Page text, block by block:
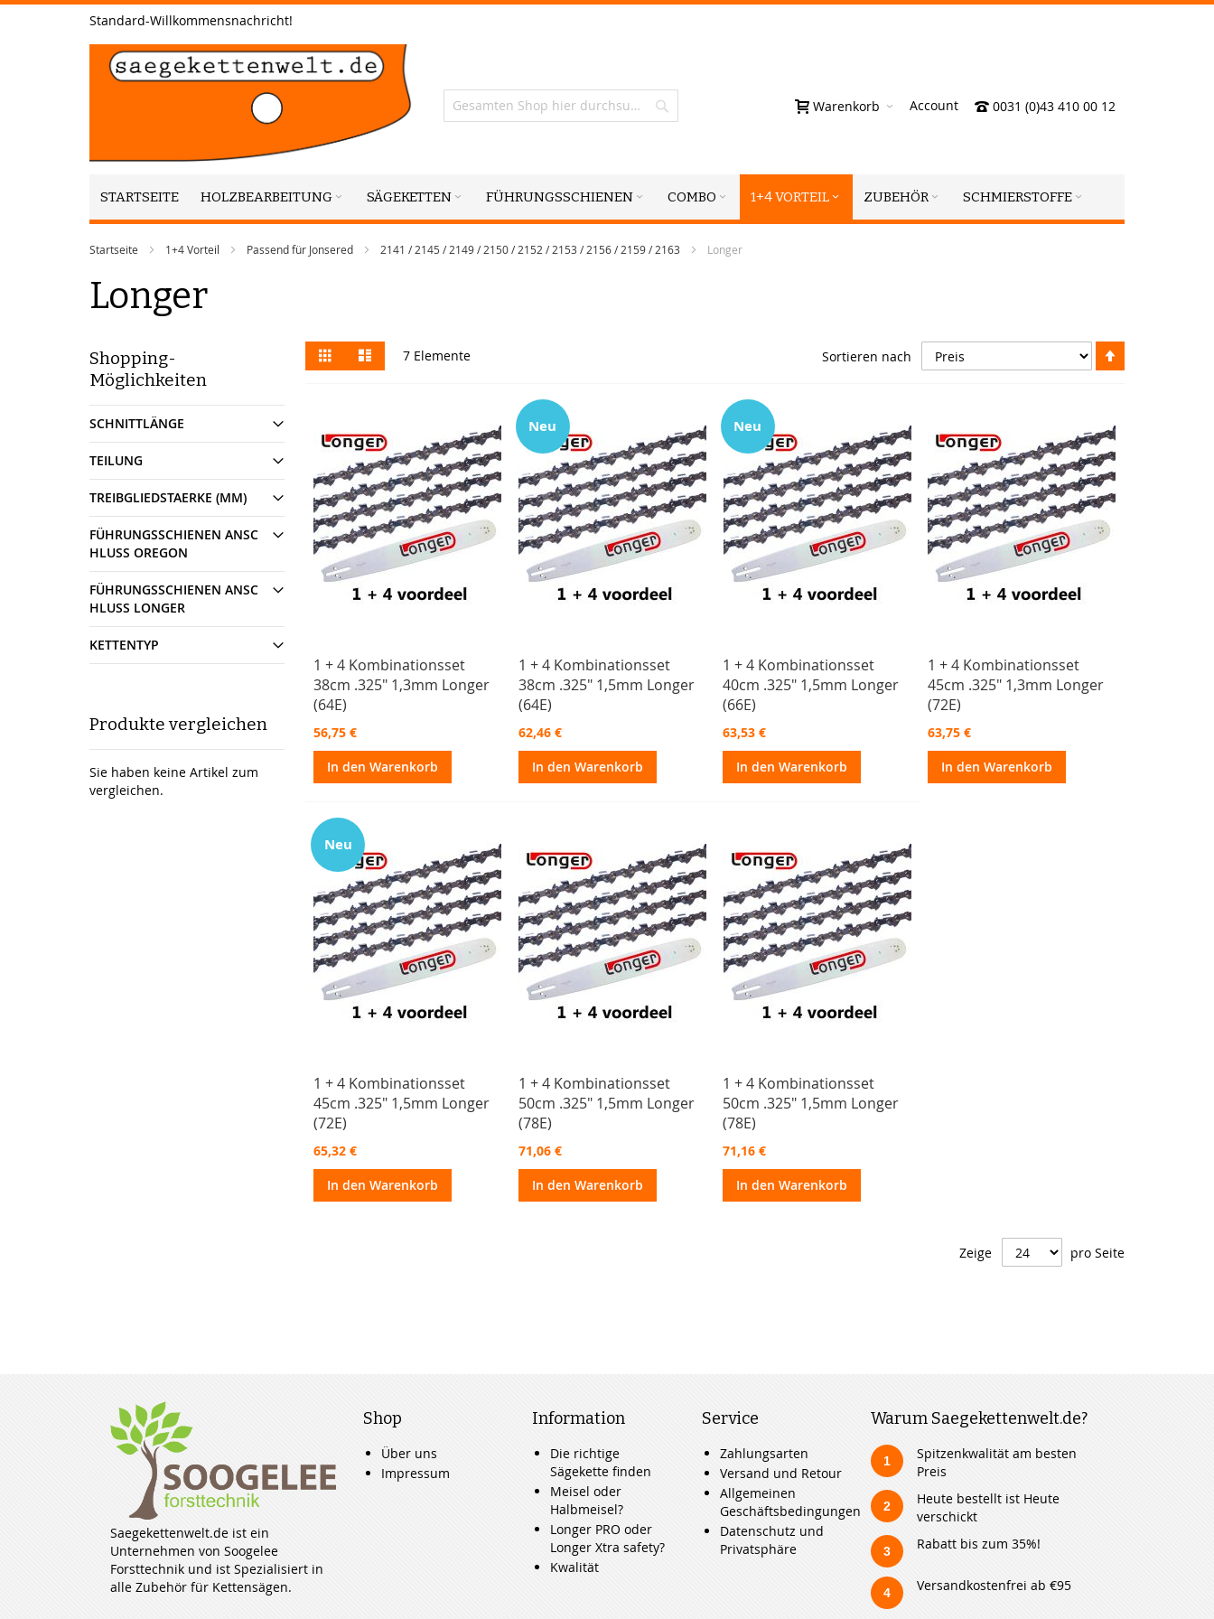
Zum
Inhalt
springen
Standard-Willkommensnachricht!
0031 (0)43 410 00 12
Account
Warenkorb
STARTSEITE HOLZBEARBEITUNG SÄGEKETTEN FÜHRUNGSSCHIENEN COMBO 1+4 VORTEIL ZUBEHÖR SCHMIERSTOFFE
Startseite 1+4 Vorteil Passend für Jonsered 2141 / 2145 / 2149 / 2150 / 2152 / 2153 / 2156 / 2159 / 2163 Longer
Longer
Anzeigen
als
Liste 7Elemente Sortieren nach
sortieren
1 + 4 Kombinationsset
38cm .325" 1,3mm Longer
(64E)
56,75 €
In den Warenkorb
Neu
1 + 4 Kombinationsset
38cm .325" 1,5mm Longer
(64E)
62,46 €
In den Warenkorb
Neu
1 + 4 Kombinationsset
40cm .325" 1,5mm Longer
(66E)
63,53 €
In den Warenkorb
1 + 4 Kombinationsset
45cm .325" 1,3mm Longer
(72E)
63,75 €
In den Warenkorb
Neu
1 + 4 Kombinationsset
45cm .325" 1,5mm Longer
(72E)
65,32 €
In den Warenkorb
1 + 4 Kombinationsset
50cm .325" 1,5mm Longer
(78E)
71,06 €
In den Warenkorb
1 + 4 Kombinationsset
50cm .325" 1,5mm Longer
(78E)
71,16 €
In den Warenkorb
Zeige pro Seite
Shopping-
Möglichkeiten
SCHNITTLÄNGE
TEILUNG
TREIBGLIEDSTAERKE (MM)
FÜHRUNGSSCHIENEN ANSC
HLUSS OREGON
FÜHRUNGSSCHIENEN ANSC
HLUSS LONGER
KETTENTYP
Produkte vergleichen
Sie haben keine Artikel zum
vergleichen.
Saegekettenwelt.de ist ein
Unternehmen von Soogelee
Forsttechnik und ist Spezialisiert in
alle Zubehör für Kettensägen.
Shop
Über uns
Impressum
Information
Die richtige
Sägekette finden
Meisel oder
Halbmeisel?
Longer PRO oder
Longer Xtra safety?
Kwalität
Service
Zahlungsarten
Versand und Retour
Allgemeinen
Geschäftsbedingungen
Datenschutz und
Privatsphäre
Warum Saegekettenwelt.de?
1
Spitzenkwalität am besten
Preis
2
Heute bestellt ist Heute
verschickt
3 Rabatt bis zum 35%!
4 Versandkostenfrei ab €95